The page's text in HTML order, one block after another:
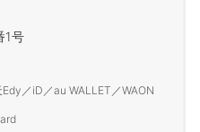
1号
／iD／au WALLET／WAON